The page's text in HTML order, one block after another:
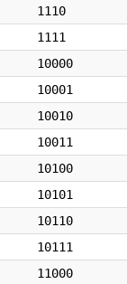
1110
1111
10000
10001
10010
10011
10100
10101
10110
10111
11000